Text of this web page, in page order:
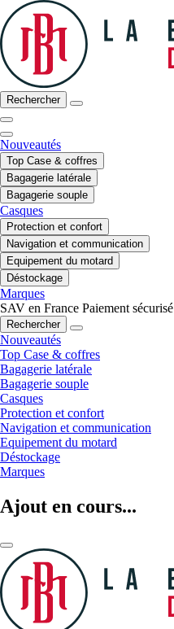
Rechercher
Nouveautés
Top Case & coffres
Bagagerie latérale
Bagagerie souple
Casques
Protection et confort
Navigation et communication
Equipement du motard
Déstockage
Marques
SAV en France Paiement sécurisé
Rechercher
Nouveautés
Top Case & coffres
Bagagerie latérale
Bagagerie souple
Casques
Protection et confort
Navigation et communication
Equipement du motard
Déstockage
Marques
Ajout en cours...